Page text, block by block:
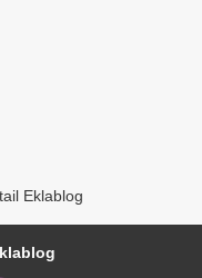
Eklablog